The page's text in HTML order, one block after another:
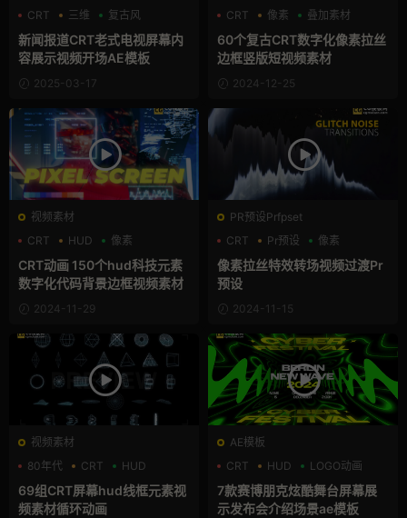
CRT
三维 复古风
新闻报道CRT老式电视屏幕内
容展示视频开场AE模板
2025-03-17
CRT
像素 叠加素材
60个复古CRT数字化像素拉丝
边框竖版短视频素材
2024-12-25
视频素材
CRT
HUD 像素
CRT动画 150个hud科技元素
数字化代码背景边框视频素材
2024-11-29
PR预设Prfpset
CRT
Pr预设 像素
像素拉丝特效转场视频过渡Pr
预设
2024-11-15
视频素材
80年代
CRT HUD
69组CRT屏幕hud线框元素视
频素材循环动画
AE模板
CRT
HUD LOGO动画
7款赛博朋克炫酷舞台屏幕展
示发布会介绍场景ae模板